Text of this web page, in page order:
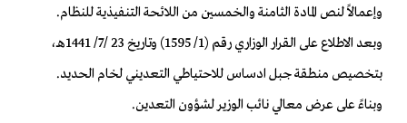
وإعمالاً لنص المادة الثامنة والخمسين من اللائحة التنفيذية للنظام.
وبعد الاطلاع على القرار الوزاري رقم (1/ 1595) وتاريخ 23 /7/ 1441هـ،
بتخصيص منطقة جبل ادساس للاحتياطي التعديني لخام الحديد.
وبناءً على عرض معالي نائب الوزير لشؤون التعدين.